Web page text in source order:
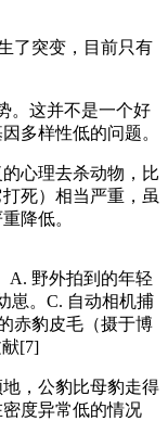
了突变，目前只有
。这并不是一个好
多样性低的问题。
心理去杀动物，比
死）相当严重，虽
降低。
A. 野外拍到的年轻
崽。C. 自动相机捕
赤豹皮毛（摄于博
[7]
，公豹比母豹走得
度异常低的情况